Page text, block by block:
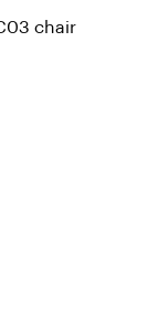
chair